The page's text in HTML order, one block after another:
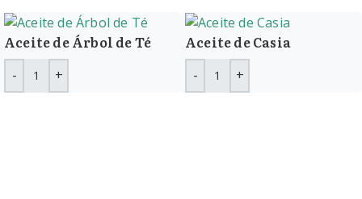
Aceite de Árbol de Té Aceite de Casia